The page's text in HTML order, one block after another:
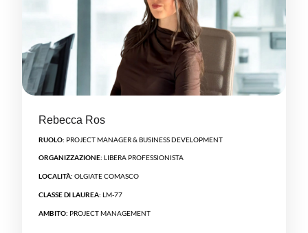
Rebecca Ros
RUOLO: PROJECT MANAGER & BUSINESS DEVELOPMENT
ORGANIZZAZIONE: LIBERA PROFESSIONISTA
LOCALITÀ: OLGIATE COMASCO
CLASSE DI LAUREA: LM-77
AMBITO: PROJECT MANAGEMENT